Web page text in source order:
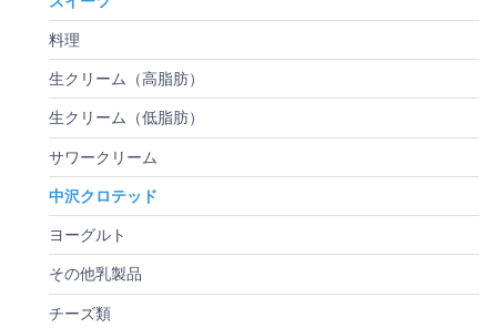
料理
生クリーム（高脂肪）
生クリーム（低脂肪）
サワークリーム
中沢クロテッド
ヨーグルト
その他乳製品
チーズ類